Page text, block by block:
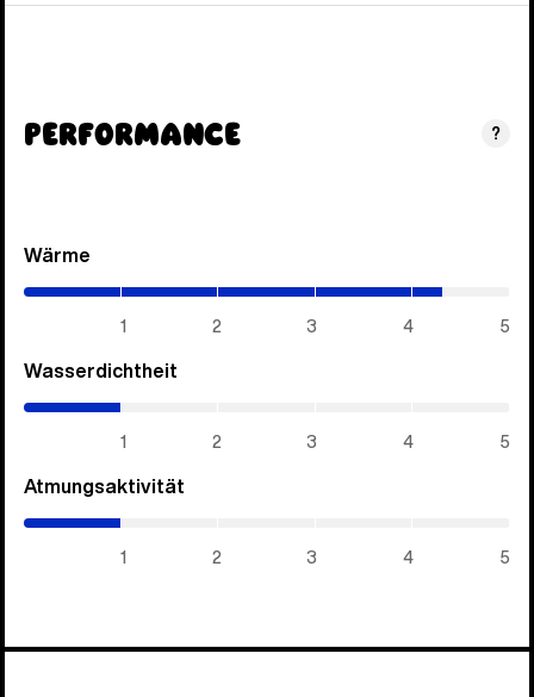
Performance ?
Wärme
1 2 3 4 5
Wasserdichtheit
1 2 3 4 5
Atmungsaktivität
1 2 3 4 5